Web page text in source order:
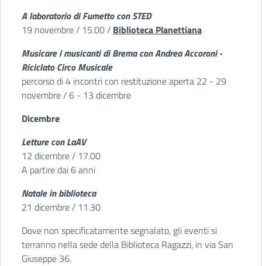
A laboratorio di Fumetto con STED
19 novembre / 15.00 / Biblioteca Planettiana
Musicare i musicanti di Brema con Andrea Accoroni -
Riciclato Circo Musicale
percorso di 4 incontri con restituzione aperta 22 - 29
novembre / 6 - 13 dicembre
Dicembre
Letture con LaAV
12 dicembre / 17.00
A partire dai 6 anni
Natale in biblioteca
21 dicembre / 11.30
Dove non specificatamente segnalato, gli eventi si
terranno nella sede della Biblioteca Ragazzi, in via San
Giuseppe 36.